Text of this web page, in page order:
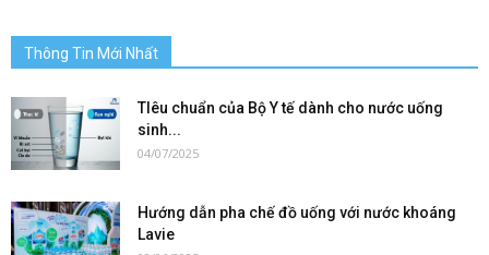
Thông Tin Mới Nhất
TIêu chuẩn của Bộ Y tế dành cho nước uống
sinh...
04/07/2025
Hướng dẫn pha chế đồ uống với nước khoáng
Lavie